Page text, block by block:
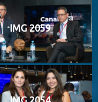
IMG 2059